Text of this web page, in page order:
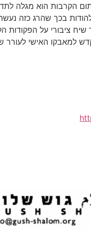
הקרבות הוא מגלה
בכך שהרג כזה נעשה
שיח ציבורי על
למאבקו האישי